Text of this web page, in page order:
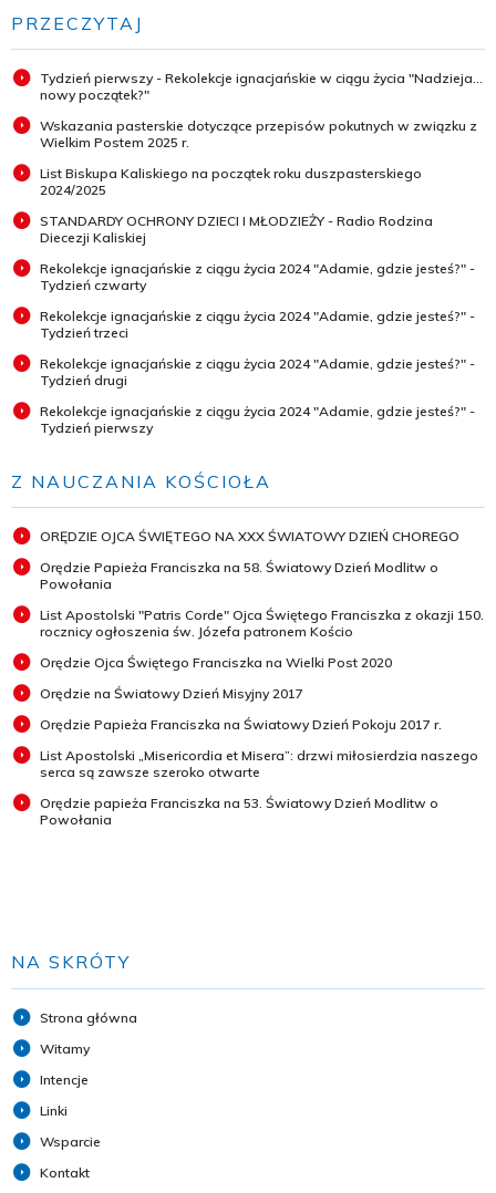
PRZECZYTAJ
Tydzień pierwszy - Rekolekcje ignacjańskie w ciągu życia "Nadzieja...
nowy początek?"
Wskazania pasterskie dotyczące przepisów pokutnych w związku z
Wielkim Postem 2025 r.
List Biskupa Kaliskiego na początek roku duszpasterskiego
2024/2025
STANDARDY OCHRONY DZIECI I MŁODZIEŻY - Radio Rodzina
Diecezji Kaliskiej
Rekolekcje ignacjańskie z ciągu życia 2024 "Adamie, gdzie jesteś?" -
Tydzień czwarty
Rekolekcje ignacjańskie z ciągu życia 2024 "Adamie, gdzie jesteś?" -
Tydzień trzeci
Rekolekcje ignacjańskie z ciągu życia 2024 "Adamie, gdzie jesteś?" -
Tydzień drugi
Rekolekcje ignacjańskie z ciągu życia 2024 "Adamie, gdzie jesteś?" -
Tydzień pierwszy
Z NAUCZANIA KOŚCIOŁA
ORĘDZIE OJCA ŚWIĘTEGO NA XXX ŚWIATOWY DZIEŃ CHOREGO
Orędzie Papieża Franciszka na 58. Światowy Dzień Modlitw o
Powołania
List Apostolski "Patris Corde" Ojca Świętego Franciszka z okazji 150.
rocznicy ogłoszenia św. Józefa patronem Kościo
Orędzie Ojca Świętego Franciszka na Wielki Post 2020
Orędzie na Światowy Dzień Misyjny 2017
Orędzie Papieża Franciszka na Światowy Dzień Pokoju 2017 r.
List Apostolski „Misericordia et Misera”: drzwi miłosierdzia naszego
serca są zawsze szeroko otwarte
Orędzie papieża Franciszka na 53. Światowy Dzień Modlitw o
Powołania
NA SKRÓTY
Strona główna
Witamy
Intencje
Linki
Wsparcie
Kontakt